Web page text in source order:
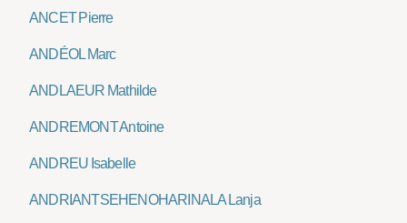
ANCET Pierre
ANDÉOL Marc
ANDLAEUR Mathilde
ANDREMONT Antoine
ANDREU Isabelle
ANDRIANTSEHENOHARINALA Lanja